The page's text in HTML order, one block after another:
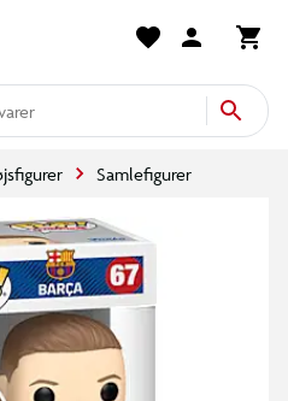
Samlefigurer